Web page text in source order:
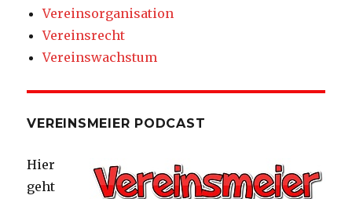
Vereinsorganisation
Vereinsrecht
Vereinswachstum
VEREINSMEIER PODCAST
Hier
geht